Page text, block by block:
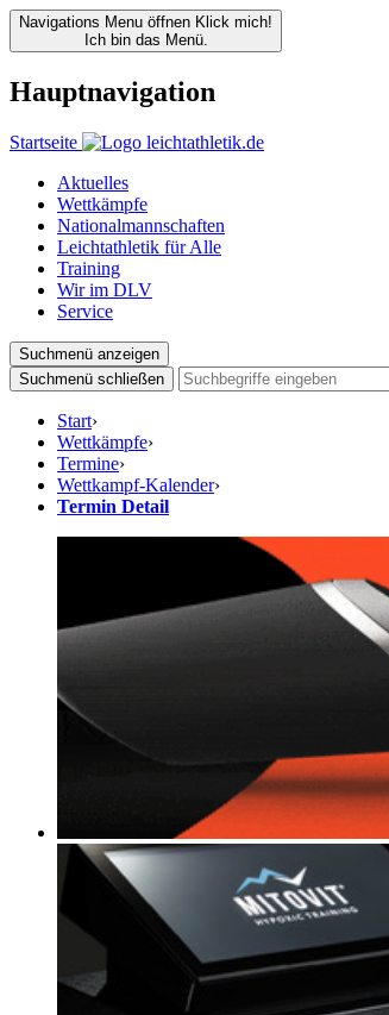
Navigations Menu öffnen Klick mich!
Ich bin das Menü.
Hauptnavigation
Startseite
Aktuelles
Wettkämpfe
Nationalmannschaften
Leichtathletik für Alle
Training
Wir im DLV
Service
Suchmenü anzeigen
Suchmenü schließen
Start›
Wettkämpfe›
Termine›
Wettkampf-Kalender›
Termin Detail